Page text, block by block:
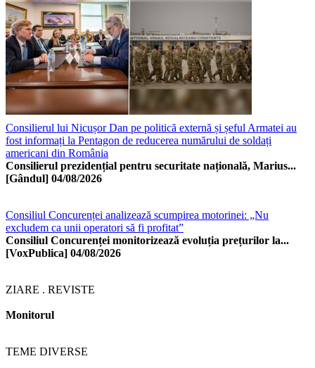
Consilierul lui Nicușor Dan pe politică externă și șeful Armatei au
fost informați la Pentagon de reducerea numărului de soldați
americani din România
Consilierul prezidențial pentru securitate națională, Marius...
[Gândul] 04/08/2026
Consiliul Concurenței analizează scumpirea motorinei: „Nu
excludem ca unii operatori să fi profitat”
Consiliul Concurenței monitorizează evoluția prețurilor la...
[VoxPublica] 04/08/2026
ZIARE . REVISTE
Monitorul
TEME DIVERSE